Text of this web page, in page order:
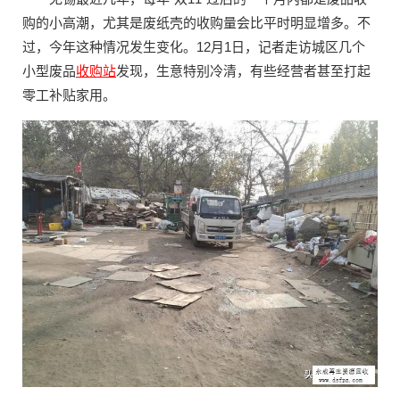
购的小高潮，尤其是废纸壳的收购量会比平时明显增多。不
过，今年这种情况发生变化。12月1日，记者走访城区几个
小型废品收购站发现，生意特别冷清，有些经营者甚至打起
零工补贴家用。